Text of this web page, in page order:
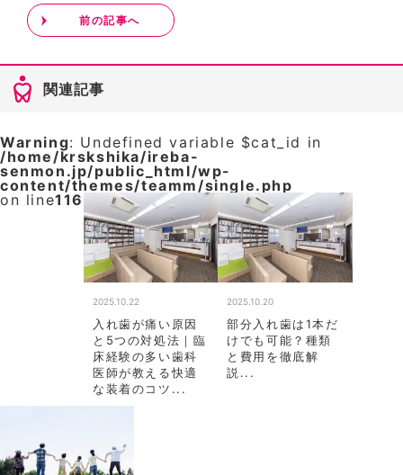
前の記事へ
関連記事
Warning: Undefined variable $cat_id in
/home/krskshika/ireba-
senmon.jp/public_html/wp-
content/themes/teamm/single.php
on line116
2025.10.22
入れ歯が痛い原因
と5つの対処法｜臨
床経験の多い歯科
医師が教える快適
な装着のコツ...
2025.10.20
部分入れ歯は1本だ
けでも可能？種類
と費用を徹底解
説...